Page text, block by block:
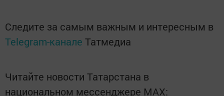
Следите за самым важным и интересным в
Telegram-канале Татмедиа
Читайте новости Татарстана в
национальном мессенджере MАХ: